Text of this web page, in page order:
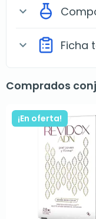
expand_more
expand_more Ficha
Comprados
¡En oferta!